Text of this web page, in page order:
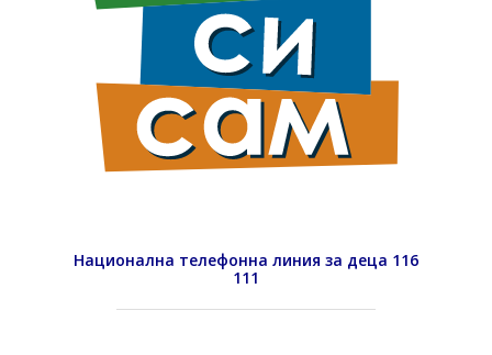
Национална телефонна линия за деца 116
111